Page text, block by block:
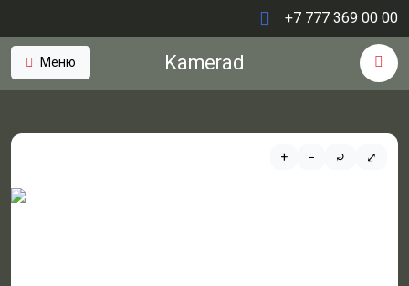
+7 777 369 00 00
Меню Kamerad
+ − ⤾ ⤢